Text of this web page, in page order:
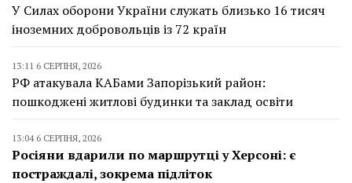
У Силах оборони України служать близько 16 тисяч
іноземних добровольців із 72 країн
13:11 6 СЕРПНЯ, 2026
РФ атакувала КАБами Запорізький район:
пошкоджені житлові будинки та заклад освіти
13:04 6 СЕРПНЯ, 2026
Росіяни вдарили по маршрутці у Херсоні: є
постраждалі, зокрема підліток